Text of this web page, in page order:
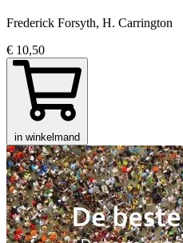
Frederick Forsyth, H. Carrington
€ 10,50
in winkelmand